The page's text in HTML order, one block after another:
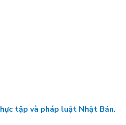
tập và pháp luật Nhật Bản.